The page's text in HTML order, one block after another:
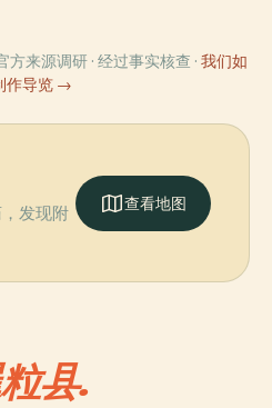
来源调研 · 经过事实核查 · 我们如
作导览 →
发现附
查看地图
县.